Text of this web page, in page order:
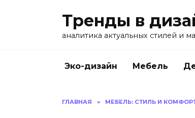
Тренды в
аналитика актуальных стилей и
Эко-дизайн Мебель
ГЛАВНАЯ » МЕБЕЛЬ: СТИЛЬ И